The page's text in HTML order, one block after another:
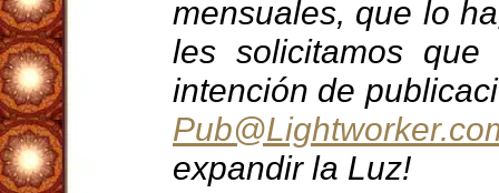
mensuales, que lo
les solicitamos que
intención de
expandir la Luz!